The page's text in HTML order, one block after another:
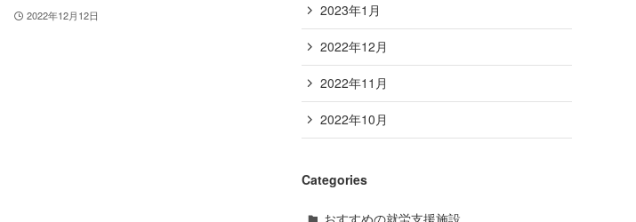
2022年12月12日 2023年1月
2022年12月
2022年11月
2022年10月
Categories